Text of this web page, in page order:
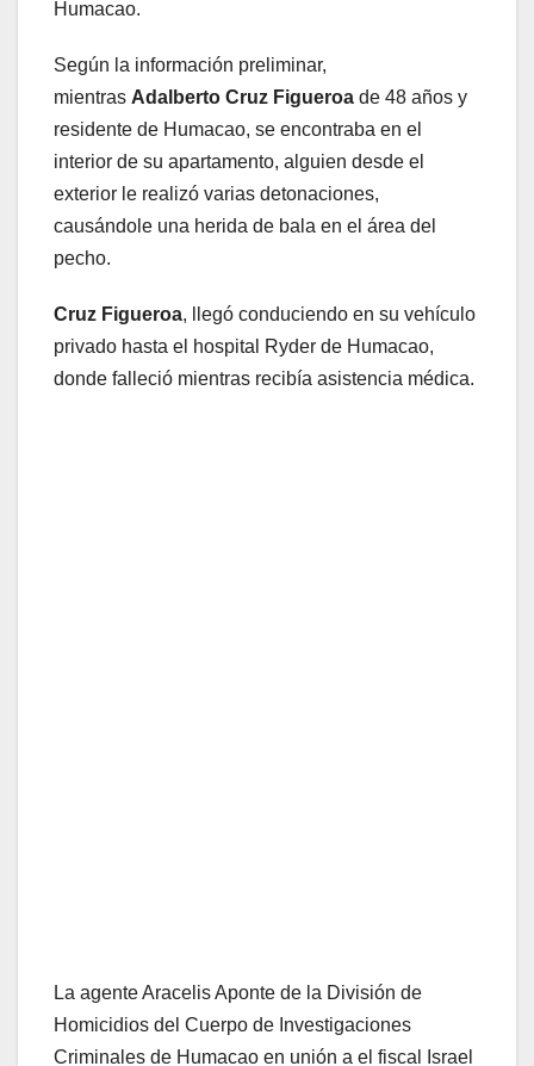
Humacao.
Según la información preliminar,
mientras Adalberto Cruz Figueroa de 48 años y
residente de Humacao, se encontraba en el
interior de su apartamento, alguien desde el
exterior le realizó varias detonaciones,
causándole una herida de bala en el área del
pecho.
Cruz Figueroa, llegó conduciendo en su vehículo
privado hasta el hospital Ryder de Humacao,
donde falleció mientras recibía asistencia médica.
La agente Aracelis Aponte de la División de
Homicidios del Cuerpo de Investigaciones
Criminales de Humacao en unión a el fiscal Israel